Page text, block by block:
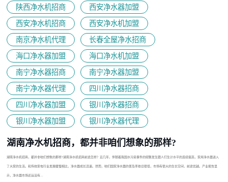
陕西净水机招商
西安净水器加盟
西安净水机招商
西安净水机加盟
南京净水机代理
长春全屋净水招商
海口净水器加盟
海口净水机加盟
南宁净水器招商
南宁净水器加盟
南宁净水器代理
四川净水器招商
四川净水器加盟
银川净水器招商
银川净水器加盟
银川净水器代理
湖南净水机招商，都并非咱们想象的那样?
湖南净水机招商，都并非咱们想象的那样?湖南净水机招商前途怎样？近几年，伴随着我国水污染事件的频繁发生跟人们生计水平的连续提高，家用净水器进入
了大家的生活。和传统家电行业发展缓慢相比，净水器成长迅速。然而，咱们国家净水器的普及率依旧很低，市场有很大的生长空间，前途优越。产业报告显
示，净水器市场还远没有...